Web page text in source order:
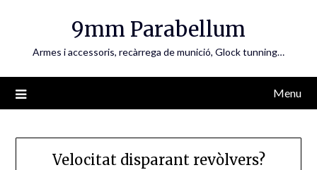
9mm Parabellum
Armes i accessoris, recàrrega de munició, Glock tunning…
Menu
Velocitat disparant revòlvers?